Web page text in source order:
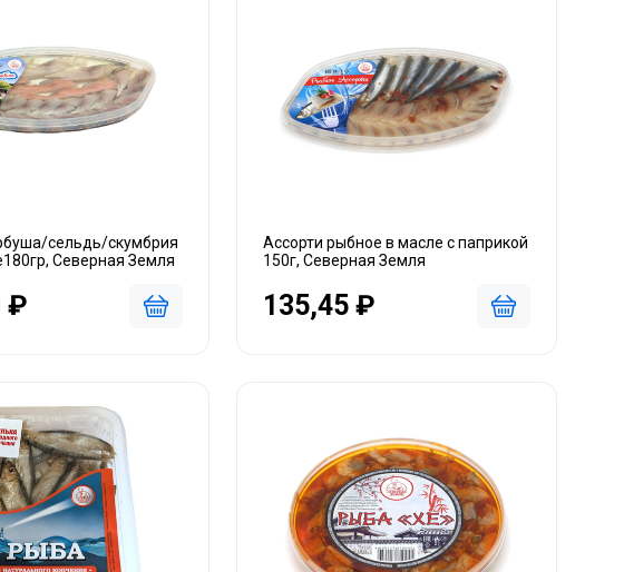
сельдь/скумбрия
Северная Земля
₽
Ассорти рыбное в масле с паприкой
150г, Северная Земля
135,45 ₽